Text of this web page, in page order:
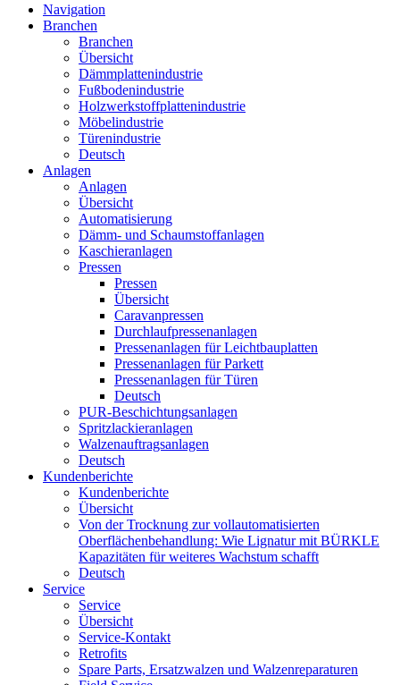
Navigation
Branchen
Branchen
Übersicht
Dämmplattenindustrie
Fußbodenindustrie
Holzwerkstoffplattenindustrie
Möbelindustrie
Türenindustrie
Deutsch
Anlagen
Anlagen
Übersicht
Automatisierung
Dämm- und Schaumstoffanlagen
Kaschieranlagen
Pressen
Pressen
Übersicht
Caravanpressen
Durchlaufpressenanlagen
Pressenanlagen für Leichtbauplatten
Pressenanlagen für Parkett
Pressenanlagen für Türen
Deutsch
PUR-Beschichtungsanlagen
Spritzlackieranlagen
Walzenauftragsanlagen
Deutsch
Kundenberichte
Kundenberichte
Übersicht
Von der Trocknung zur vollautomatisierten
Oberflächenbehandlung: Wie Lignatur mit BÜRKLE
Kapazitäten für weiteres Wachstum schafft
Deutsch
Service
Service
Übersicht
Service-Kontakt
Retrofits
Spare Parts, Ersatzwalzen und Walzenreparaturen